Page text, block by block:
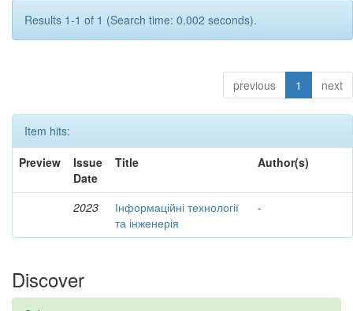
Results 1-1 of 1 (Search time: 0.002 seconds).
previous 1 next
Item hits:
Preview
Issue
Date
Title Author(s)
2023
Інформаційні технології
та інженерія
-
Discover